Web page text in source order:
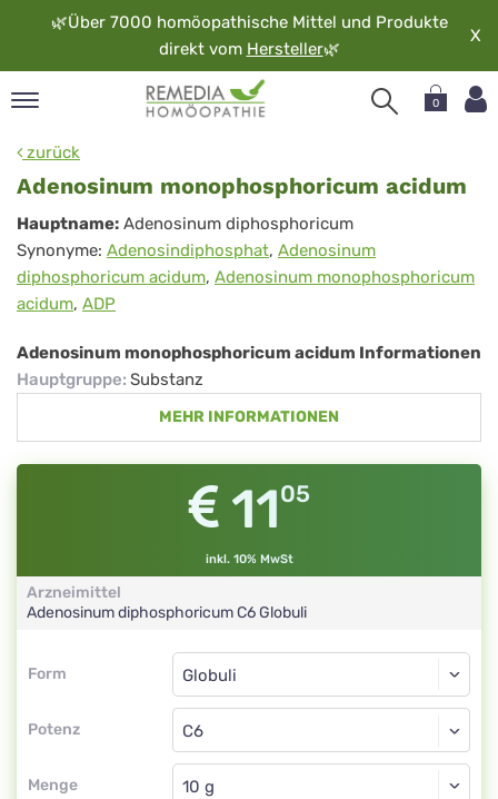
🌿Über 7000 homöopathische Mittel und Produkte
direkt vom Hersteller🌿
X
0
zurück
Adenosinum monophosphoricum acidum
Adenosinum
monophosphoricum
acidum
Hauptname: Adenosinum diphosphoricum
Synonyme: Adenosindiphosphat, Adenosinum
diphosphoricum acidum, Adenosinum monophosphoricum
acidum, ADP
Adenosinum monophosphoricum acidum Informationen
Hauptgruppe: Substanz
MEHR INFORMATIONEN
1105
inkl. 10% MwSt
Arzneimittel
Adenosinum diphosphoricumC6Globuli
Form
Form
Potenz
Globuli
C6
Menge
Globuli